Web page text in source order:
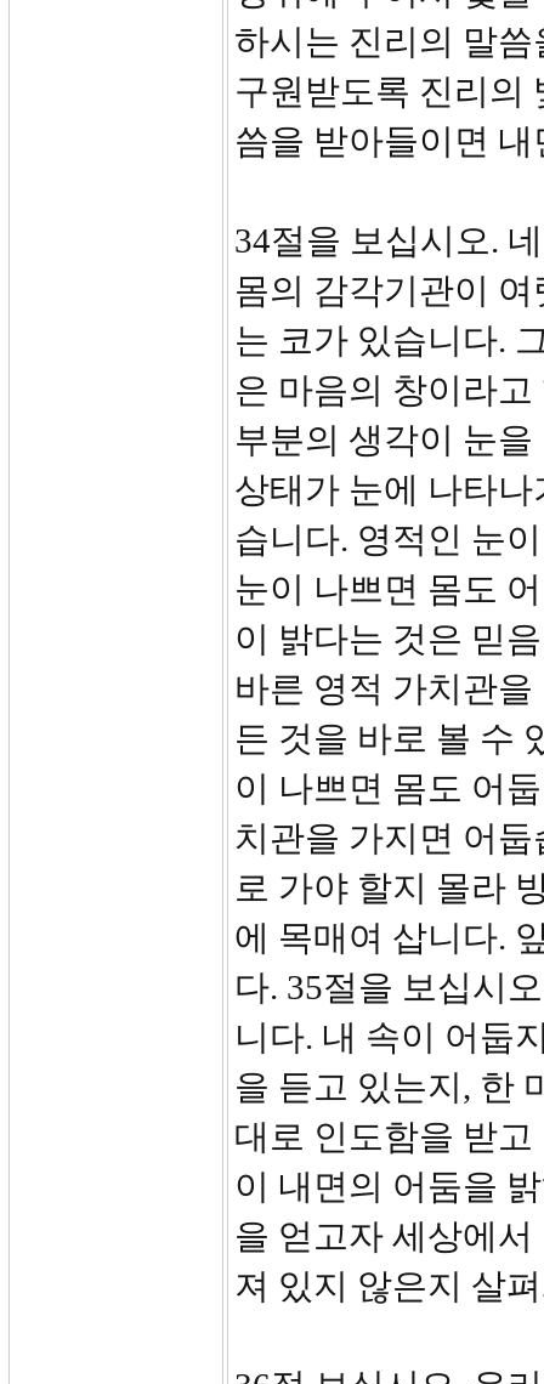
하시는 진리의 말
구원받도록 진리의
씀을 받아들이면
34절을 보십시오.
몸의 감각기관이
는 코가 있습니다.
은 마음의 창이라
부분의 생각이 눈
상태가 눈에 나타
습니다. 영적인 눈
눈이 나쁘면 몸도
이 밝다는 것은 믿
바른 영적 가치관
든 것을 바로 볼 수
이 나쁘면 몸도 어
치관을 가지면 어
로 가야 할지 몰라
에 목매여 삽니다.
다. 35절을 보십시
니다. 내 속이 어둡
을 듣고 있는지, 한
대로 인도함을 받
이 내면의 어둠을
을 얻고자 세상에
져 있지 않은지 살